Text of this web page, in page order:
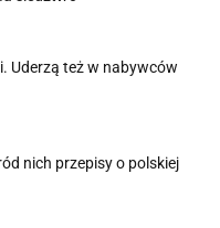
Uderzą też w nabywców
nich przepisy o polskiej